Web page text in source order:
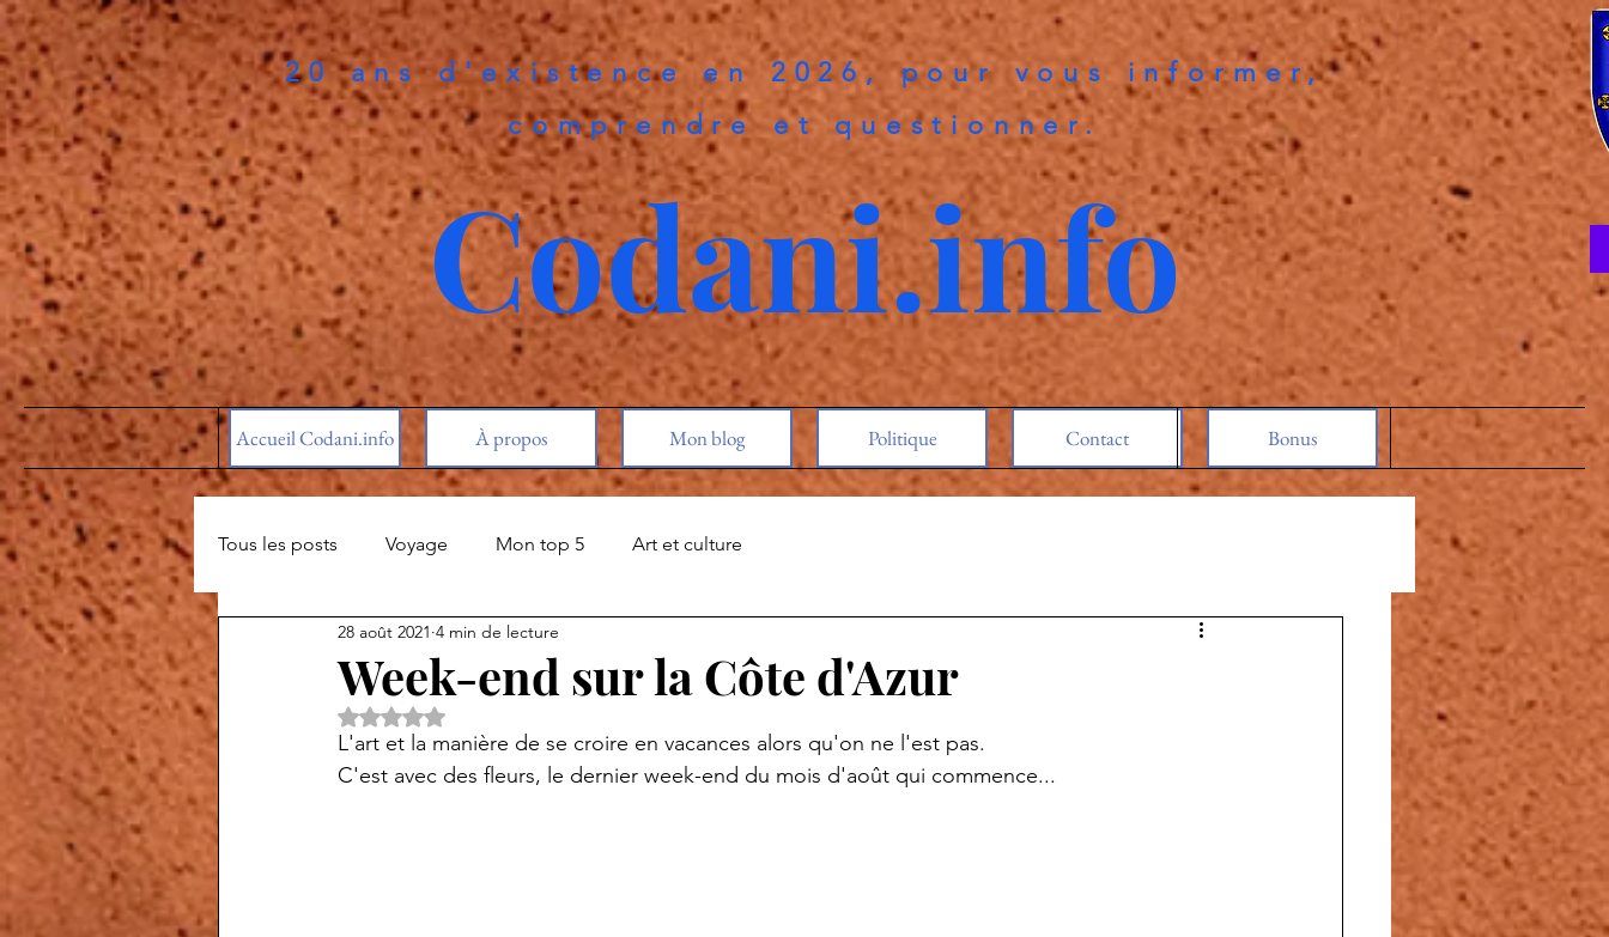
20 ans d'existence en 2026, pour vous informer,
comprendre et questionner.
Codani.info
Accueil Codani.info À propos Mon blog Politique Contact Bonus
Tous les posts Voyage Mon top 5 Art et culture
Week-end sur la Côte d'Azur
28 août 2021 4 min de lecture
Noté NaN étoiles sur 5.
L'art et la manière de se croire en vacances alors qu'on ne l'est pas.
C'est avec des fleurs, le dernier week-end du mois d'août qui commence...